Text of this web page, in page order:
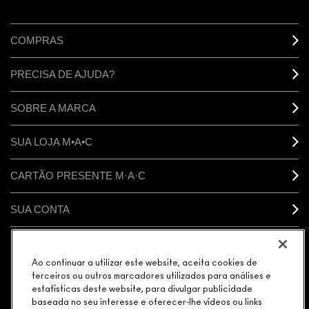
COMPRAS
PRECISA DE AJUDA?
SOBRE A MARCA
SUA LOJA M•A•C
CARTÃO PRESENTE M·A·C
SUA CONTA
Ao continuar a utilizar este website, aceita cookies de
terceiros ou outros marcadores utilizados para análises e
estatísticas deste website, para divulgar publicidade
baseada no seu interesse e oferecer-lhe vídeos ou links